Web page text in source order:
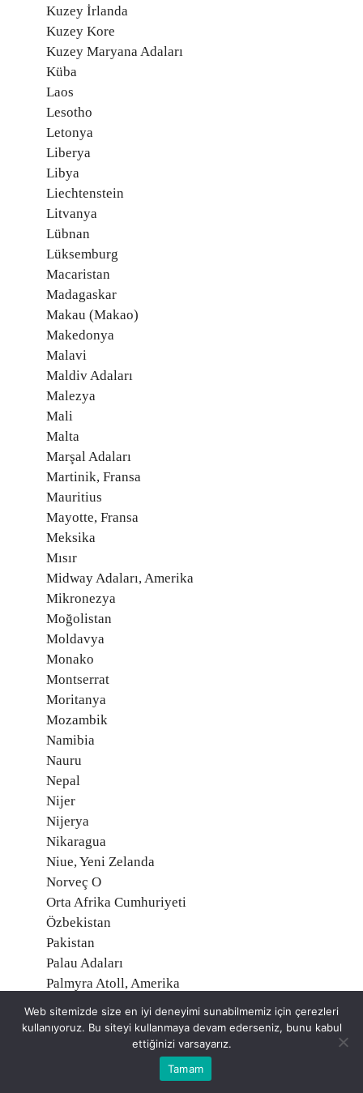
Kuzey İrlanda
Kuzey Kore
Kuzey Maryana Adaları
Küba
Laos
Lesotho
Letonya
Liberya
Libya
Liechtenstein
Litvanya
Lübnan
Lüksemburg
Macaristan
Madagaskar
Makau (Makao)
Makedonya
Malavi
Maldiv Adaları
Malezya
Mali
Malta
Marşal Adaları
Martinik, Fransa
Mauritius
Mayotte, Fransa
Meksika
Mısır
Midway Adaları, Amerika
Mikronezya
Moğolistan
Moldavya
Monako
Montserrat
Moritanya
Mozambik
Namibia
Nauru
Nepal
Nijer
Nijerya
Nikaragua
Niue, Yeni Zelanda
Norveç O
Orta Afrika Cumhuriyeti
Özbekistan
Pakistan
Palau Adaları
Palmyra Atoll, Amerika
Panama
Papua Yeni Gine
Web sitemizde size en iyi deneyimi sunabilmemiz için çerezleri
kullanıyoruz. Bu siteyi kullanmaya devam ederseniz, bunu kabul
ettiğinizi varsayarız.
Tamam